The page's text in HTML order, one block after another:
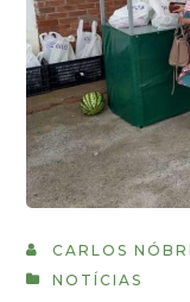
CARLOS
NOTÍCIAS